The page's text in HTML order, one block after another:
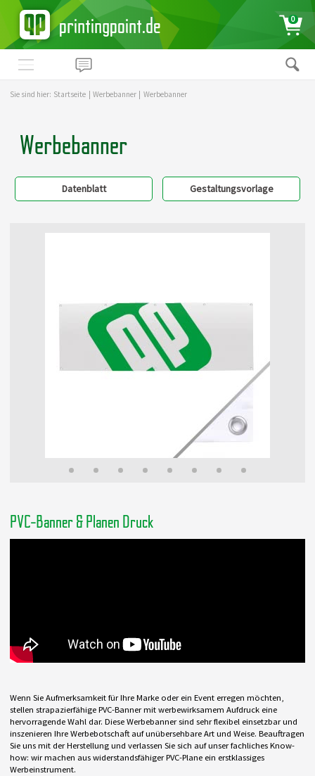
printingpoint.de 0
Sie sind hier: Startseite Werbebanner Werbebanner
Werbebanner
Datenblatt Gestaltungsvorlage
PVC-Banner & Planen Druck
Wenn Sie Aufmerksamkeit für Ihre Marke oder ein Event erregen möchten,
stellen strapazierfähige PVC-Banner mit werbewirksamem Aufdruck eine
hervorragende Wahl dar. Diese Werbebanner sind sehr flexibel einsetzbar und
inszenieren Ihre Werbebotschaft auf unübersehbare Art und Weise. Beauftragen
Sie uns mit der Herstellung und verlassen Sie sich auf unser fachliches Know-
how: wir machen aus widerstandsfähiger PVC-Plane ein erstklassiges
Werbeinstrument.